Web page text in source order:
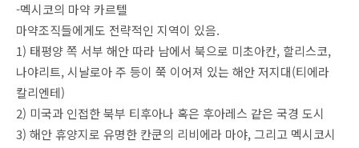
-멕시코의 마약 카르텔
마약조직들에게도 전략적인 지역이 있음.
1) 태평양 쪽 서부 해안 따라 남에서 북으로 미초아칸, 할리스코,
나야리트, 시날로아 주 등이 쭉 이어져 있는 해안 저지대(티에라
칼리엔테)
2) 미국과 인접한 북부 티후아나 혹은 후아레스 같은 국경 도시
3) 해안 휴양지로 유명한 칸쿤의 리비에라 마야, 그리고 멕시코시